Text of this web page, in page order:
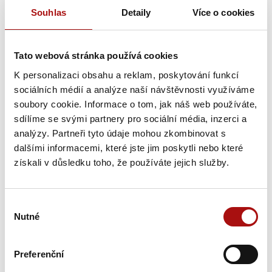
Souhlas Detaily Více o cookies
Tato webová stránka používá cookies
K personalizaci obsahu a reklam, poskytování funkcí
sociálních médií a analýze naší návštěvnosti využíváme
soubory cookie. Informace o tom, jak náš web používáte,
sdílíme se svými partnery pro sociální média, inzerci a
analýzy. Partneři tyto údaje mohou zkombinovat s
dalšími informacemi, které jste jim poskytli nebo které
získali v důsledku toho, že používáte jejich služby.
souhlasu
Nutné
Preferenční
Poprzednie wino
Powrót do listy wszystkich win
Nowości